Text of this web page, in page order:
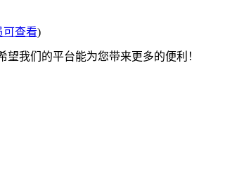
可查看)
我们的平台能为您带来更多的便利！